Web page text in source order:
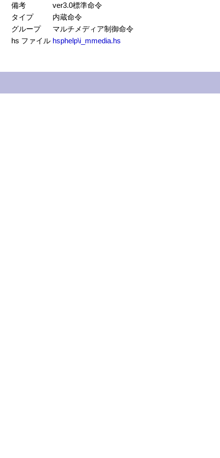
備考
ver3.0標準命令
タイプ
内蔵命令
グループ
マルチメディア制御命令
hs ファイル hsphelp\i_mmedia.hs